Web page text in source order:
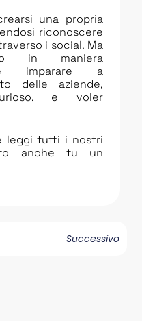
una propria
riconoscere
i social. Ma
in maniera
imparare a
delle aziende,
e voler
leggi tutti i nostri
anche tu un
Successivo